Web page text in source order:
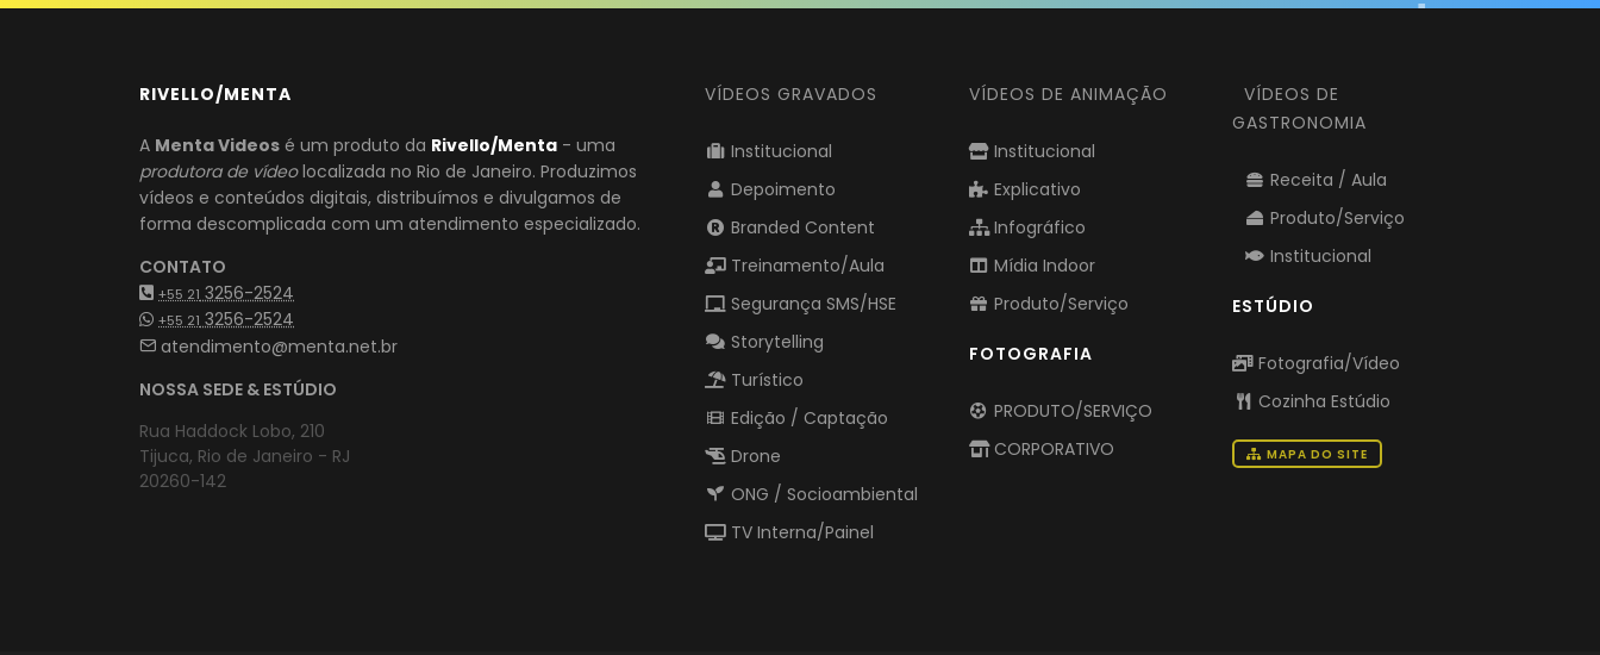
RIVELLO/MENTA
A Menta Videos é um produto da Rivello/Menta - uma
produtora de vídeolocalizada no Rio de Janeiro. Produzimos
vídeos e conteúdos digitais, distribuímos e divulgamos de
forma descomplicada com um atendimento especializado.
CONTATO
+55 21 3256-2524
+55 21 3256-2524
atendimento@menta.net.br
NOSSA SEDE & ESTÚDIO
Rua Haddock Lobo, 210
Tijuca, Rio de Janeiro - RJ
20260-142
VÍDEOS GRAVADOS
Institucional
Depoimento
Branded Content
Treinamento/Aula
Segurança SMS/HSE
Storytelling
Turístico
Edição / Captação
Drone
ONG / Socioambiental
TV Interna/Painel
VÍDEOS DE ANIMAÇÃO
Institucional
Explicativo
Infográfico
Mídia Indoor
Produto/Serviço
FOTOGRAFIA
PRODUTO/SERVIÇO
CORPORATIVO
VÍDEOS DE
GASTRONOMIA
Receita / Aula
Produto/Serviço
Institucional
ESTÚDIO
Fotografia/Vídeo
Cozinha Estúdio
MAPA DO SITE